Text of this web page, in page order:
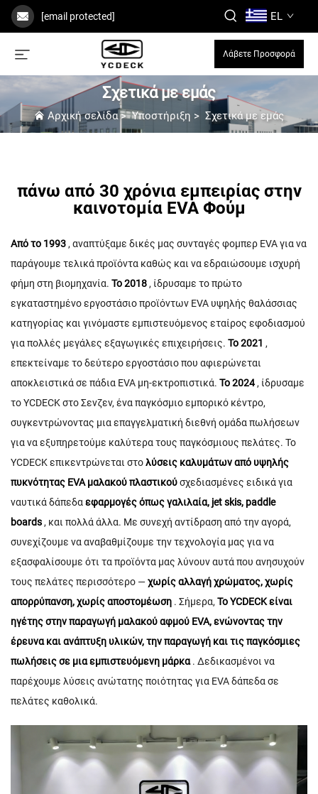
[email protected] EL
Λάβετε Προσφορά
Σχετικά με εμάς
Αρχική σελίδα>Υποστήριξη > Σχετικά με εμάς
πάνω από 30 χρόνια εμπειρίας στην
καινοτομία EVA Φούμ
Από το 1993 , αναπτύξαμε δικές μας συνταγές φομπερ EVA για να
παράγουμε τελικά προϊόντα καθώς και να εδραιώσουμε ισχυρή
φήμη στη βιομηχανία. Το 2018 , ίδρυσαμε το πρώτο
εγκαταστημένο εργοστάσιο προϊόντων EVA υψηλής θαλάσσιας
κατηγορίας και γινόμαστε εμπιστευόμενος εταίρος εφοδιασμού
για πολλές μεγάλες εξαγωγικές επιχειρήσεις. Το 2021 ,
επεκτείναμε το δεύτερο εργοστάσιο που αφιερώνεται
αποκλειστικά σε πάδια EVA μη-εκτροπιστικά. Το 2024, ίδρυσαμε
το YCDECK στο Σενζεν, ένα παγκόσμιο εμπορικό κέντρο,
συγκεντρώνοντας μια επαγγελματική διεθνή ομάδα πωλήσεων
για να εξυπηρετούμε καλύτερα τους παγκόσμιους πελάτες. Το
YCDECK επικεντρώνεται στολύσεις καλυμάτων από υψηλής
πυκνότητας ΕVA μαλακού πλαστικούσχεδιασμένες ειδικά για
ναυτικά δάπεδαεφαρμογές όπως γαλιλαία, jet skis, paddle
boards , και πολλά άλλα. Με συνεχή αντίδραση από την αγορά,
συνεχίζουμε να αναβαθμίζουμε την τεχνολογία μας για να
εξασφαλίσουμε ότι τα προϊόντα μας λύνουν αυτά που ανησυχούν
τους πελάτες περισσότερο —χωρίς αλλαγή χρώματος, χωρίς
απορρύπανση, χωρίς αποστομέωση . Σήμερα, Το YCDECK είναι
ηγέτης στην παραγωγή μαλακού αφμού EVA, ενώνοντας την
έρευνα και ανάπτυξη υλικών, την παραγωγή και τις παγκόσμιες
πωλήσεις σε μια εμπιστευόμενη μάρκα. Δεδικασμένοι να
παρέχουμε λύσεις ανώτατης ποιότητας για EVA δάπεδα σε
πελάτες καθολικά.